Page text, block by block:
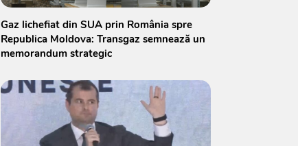
Gaz lichefiat din SUA prin România spre
Republica Moldova: Transgaz semnează un
memorandum strategic